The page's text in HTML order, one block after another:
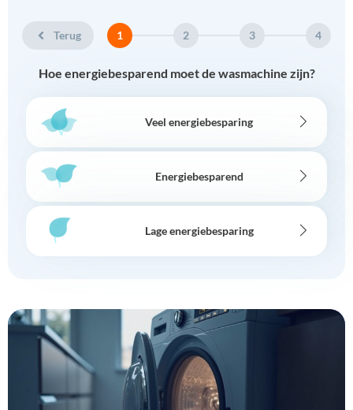
Terug 1 2 3 4
Hoe energiebesparend moet de wasmachine zijn?
Veel energiebesparing
Energiebesparend
Lage energiebesparing